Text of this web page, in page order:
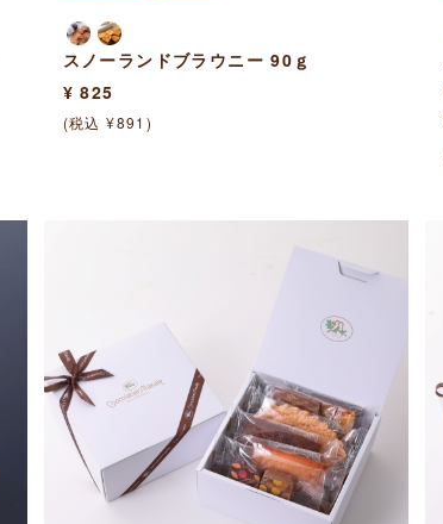
スノーランドブラウニー 90ｇ
¥ 825
(税込 ¥891)